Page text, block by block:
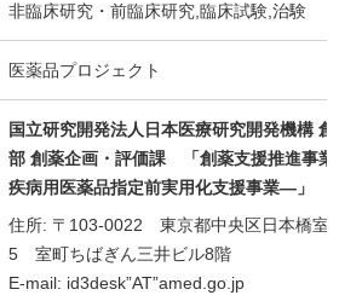
非臨床研究・前臨床研究,臨床試験,治験
医薬品プロジェクト
国立研究開発法人日本医療研究開発機構
部 創薬企画・評価課
「創薬支援推進事
疾病用医薬品指定前実用化支援事業―」
住所: 〒103-0022 東京都中央区日本橋室
5 室町ちばぎん三井ビル8階
E-mail: id3desk”AT”amed.go.jp